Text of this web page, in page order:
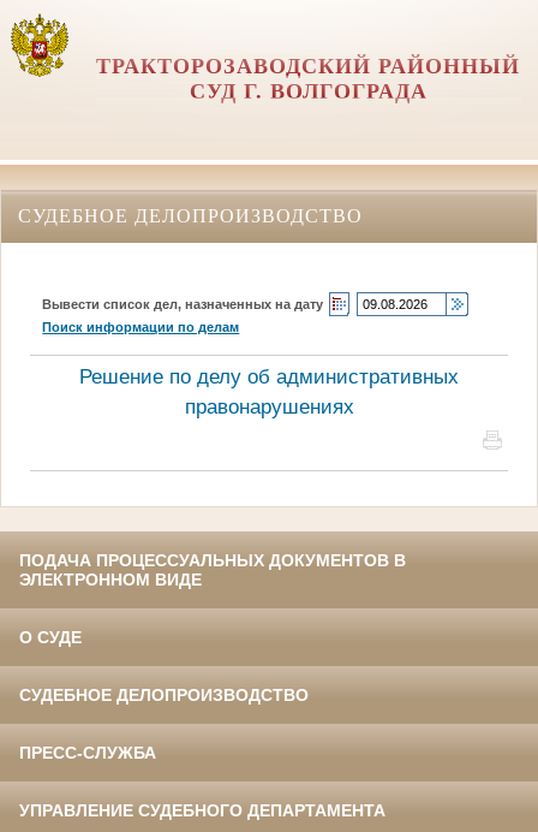
ТРАКТОРОЗАВОДСКИЙ РАЙОННЫЙ
СУД Г. ВОЛГОГРАДА
СУДЕБНОЕ ДЕЛОПРОИЗВОДСТВО
Вывести список дел, назначенных на дату
Поиск информации по делам
Решение по делу об административных
правонарушениях
ПОДАЧА ПРОЦЕССУАЛЬНЫХ ДОКУМЕНТОВ В
ЭЛЕКТРОННОМ ВИДЕ
О СУДЕ
СУДЕБНОЕ ДЕЛОПРОИЗВОДСТВО
ПРЕСС-СЛУЖБА
УПРАВЛЕНИЕ СУДЕБНОГО ДЕПАРТАМЕНТА